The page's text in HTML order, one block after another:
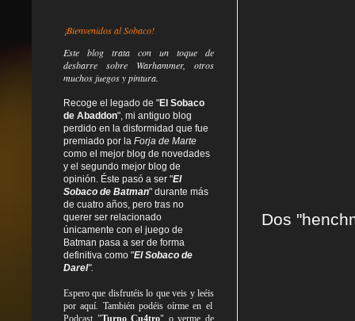
Dos
¡Bienvenidos al Sobaco!
Este blog trata con un toque de
desbarre sobre Warhammer, otros
muchos juegos y pintura.
Recoge el legado de "El Sobaco
de Abaddon", mi antiguo blog
perdido en la disformidad que fue
premiado por la Forja de Marte
como el mejor blog de novedades
y el segundo mejor blog de
opinión. Éste pasó a ser "El
Sobaco de Batman" durante más
de cuatro años, pero tras no
querer ser relacionado
únicamente con el juego de
Batman pasa a ser de forma
definitiva como "El Sobaco de
Darel".
Espero que disfrutéis lo queveis yleéis
por aquí. También podéis oírme en el
Podcast "Turno Cu4tro" o verme de